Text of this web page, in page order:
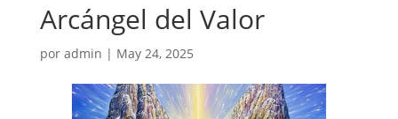
Arcángel del Valor
por admin | May 24, 2025